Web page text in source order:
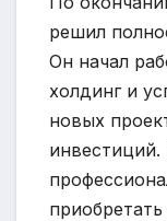
решил
Он начал
холдинг и
новых